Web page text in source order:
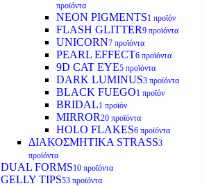
προϊόντα
NEON PIGMENTS1 προϊόν
FLASH GLITTER9 προϊόντα
UNICORN7 προϊόντα
PEARL EFFECT6 προϊόντα
9D CAT EYE5 προϊόντα
DARK LUMINUS3 προϊόντα
BLACK FUEGO1 προϊόν
BRIDAL1 προϊόν
MIRROR20 προϊόντα
HOLO FLAKES6 προϊόντα
ΔΙΑΚΟΣΜΗΤΙΚΑ STRASS3
προϊόντα
DUAL FORMS10 προϊόντα
GELLY TIPS53 προϊόντα